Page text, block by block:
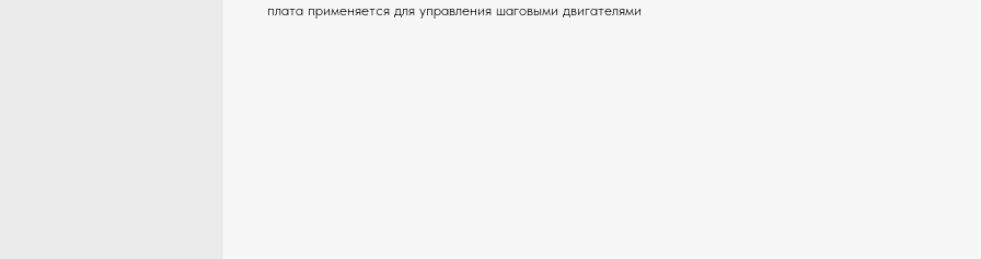
плата применяется для управления шаговыми двигателями